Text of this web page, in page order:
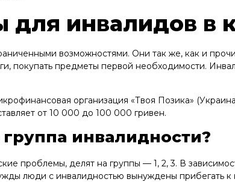
для инвалидов в
возможностями. Они так же, как и
покупать предметы первой необходимости.
организация «Твоя Позика»
от 10 000 до 100 000 гривен.
инвалидности?
проблемы, делят на группы — 1, 2, 3. В
люди с инвалидностью вынуждены